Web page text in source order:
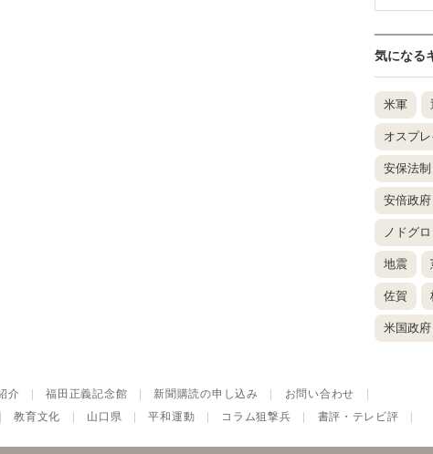
気になる
米軍
オスプレ
安保法制
安倍政府
ノドグロ
地震
佐賀
米国政府
介 |福田正義記念館 新聞購読の申し込み お問い合わせ
教育文化 山口県 |平和運動 コラム狙撃兵 書評・テレビ評